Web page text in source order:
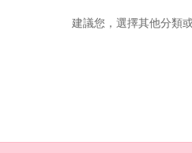
建議您，選擇其他分類